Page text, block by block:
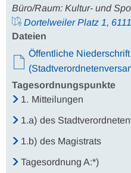
Büro/Raum: Kultur- und
Dortelweiler Platz 1,
Dateien
Öffentliche Niederschrift
Tagesordnungspunkte
1. Mitteilungen
1.a) des
1.b) des Magistrats
Tagesordnung A:*)